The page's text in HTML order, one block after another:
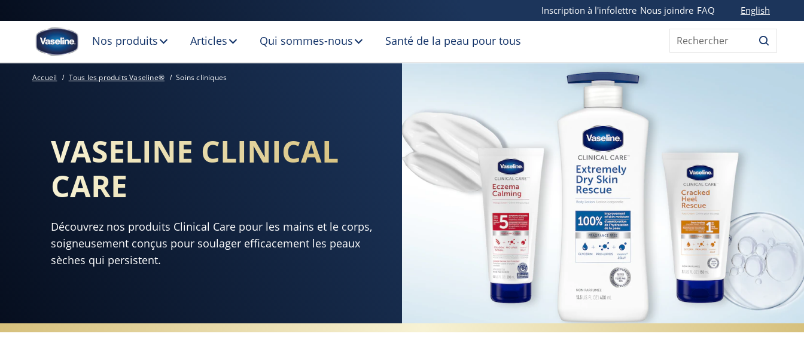
Inscription à l'infolettre Nous joindre FAQ English
Nos produits Articles Qui sommes-nous Santé de la peau pour tous Rechercher
VASELINE CLINICAL CARE
Accueil Tous les produits Vaseline® Soins cliniques
VASELINE CLINICAL
CARE
Découvrez nos produits Clinical Care pour les mains et le corps,
soigneusement conçus pour soulager efficacement les peaux
sèches qui persistent.